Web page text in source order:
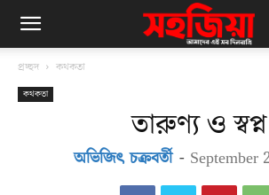
প্রচ্ছদ কথকতা
কথকতা
তারুণ্য ও স্বপ্ন
অভিজিৎ চক্রবর্তী - September